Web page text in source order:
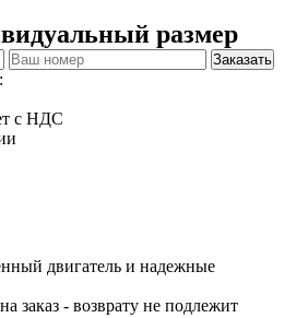
размер
Заказать
с НДС
двигатель и надежные
заказ - возврату не подлежит